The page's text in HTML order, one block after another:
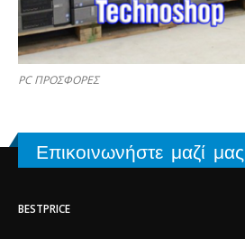
PC ΠΡΟΣΦΟΡΕΣ
Επικοινωνήστε μαζί μας
BESTPRICE